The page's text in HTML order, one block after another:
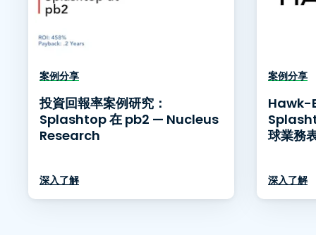
案例分享
投資回報率案例研究：
Splashtop 在 pb2 — Nucleus
Research
深入了解
案例分享
Hawk-
球業務
深入了解